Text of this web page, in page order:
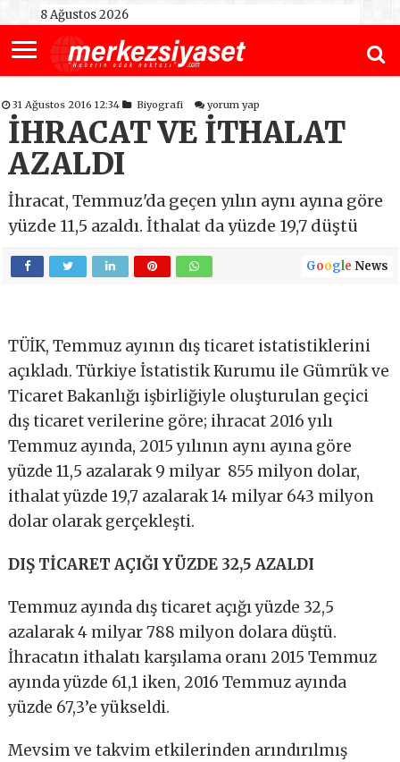
8 Ağustos 2026
31 Ağustos 2016 12:34 Biyografi yorum yap
İHRACAT VE İTHALAT
AZALDI
İhracat, Temmuz'da geçen yılın aynı ayına göre
yüzde 11,5 azaldı. İthalat da yüzde 19,7 düştü
Google News
TÜİK, Temmuz ayının dış ticaret istatistiklerini
açıkladı. Türkiye İstatistik Kurumu ile Gümrük ve
Ticaret Bakanlığı işbirliğiyle oluşturulan geçici
dış ticaret verilerine göre; ihracat 2016 yılı
Temmuz ayında, 2015 yılının aynı ayına göre
yüzde 11,5 azalarak 9 milyar 855 milyon dolar,
ithalat yüzde 19,7 azalarak 14 milyar 643 milyon
dolar olarak gerçekleşti.
DIŞ TİCARET AÇIĞI YÜZDE 32,5 AZALDI
Temmuz ayında dış ticaret açığı yüzde 32,5
azalarak 4 milyar 788 milyon dolara düştü.
İhracatın ithalatı karşılama oranı 2015 Temmuz
ayında yüzde 61,1 iken, 2016 Temmuz ayında
yüzde 67,3’e yükseldi.
Mevsim ve takvim etkilerinden arındırılmış